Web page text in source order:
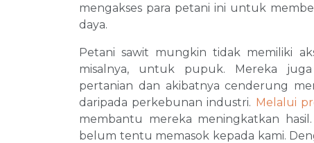
mengakses para petani ini untuk
daya.
Petani sawit mungkin tidak memiliki
misalnya, untuk pupuk. Mereka
pertanian dan akibatnya cenderung
daripada perkebunan industri. Melalui
membantu mereka meningkatkan
belum tentu memasok kepada kami.